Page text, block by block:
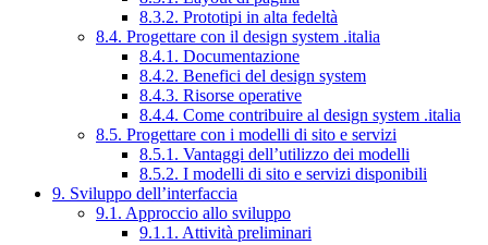
8.3.2. Prototipi in alta fedeltà
8.4. Progettare con il design system .italia
8.4.1. Documentazione
8.4.2. Benefici del design system
8.4.3. Risorse operative
8.4.4. Come contribuire al design system .italia
8.5. Progettare con i modelli di sito e servizi
8.5.1. Vantaggi dell’utilizzo dei modelli
8.5.2. I modelli di sito e servizi disponibili
9. Sviluppo dell’interfaccia
9.1. Approccio allo sviluppo
9.1.1. Attività preliminari